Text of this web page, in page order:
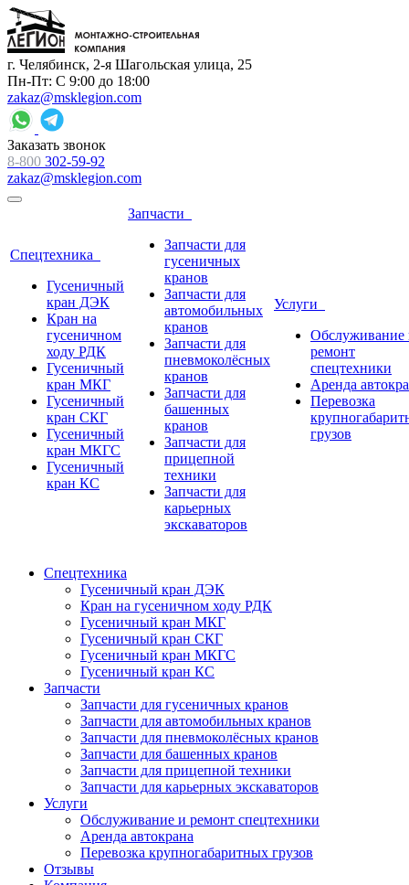
г. Челябинск, 2-я Шагольская улица, 25
Пн-Пт: С 9:00 до 18:00
zakaz@msklegion.com
Заказать звонок
8-800 302-59-92
zakaz@msklegion.com
Спецтехника
Гусеничный
кран ДЭК
Кран на
гусеничном
ходу РДК
Гусеничный
кран МКГ
Гусеничный
кран СКГ
Гусеничный
кран МКГС
Гусеничный
кран КС
Запчасти
Запчасти для
гусеничных
кранов
Запчасти для
автомобильных
кранов
Запчасти для
пневмоколёсных
кранов
Запчасти для
башенных
кранов
Запчасти для
прицепной
техники
Запчасти для
карьерных
экскаваторов
Услуги
Обслуживание
ремонт
спецтехники
Аренда
Перевозка
грузов
Спецтехника
Гусеничный кран ДЭК
Кран на гусеничном ходу РДК
Гусеничный кран МКГ
Гусеничный кран СКГ
Гусеничный кран МКГС
Гусеничный кран КС
Запчасти
Запчасти для гусеничных кранов
Запчасти для автомобильных кранов
Запчасти для пневмоколёсных кранов
Запчасти для башенных кранов
Запчасти для прицепной техники
Запчасти для карьерных экскаваторов
Услуги
Обслуживание и ремонт спецтехники
Аренда автокрана
Перевозка крупногабаритных грузов
Отзывы